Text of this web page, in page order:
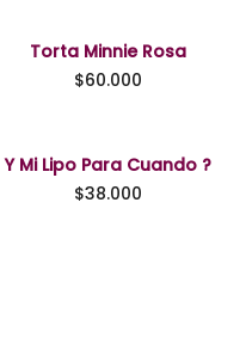
Torta Minnie Rosa
$60.000
Y Mi Lipo Para Cuando ?
$38.000